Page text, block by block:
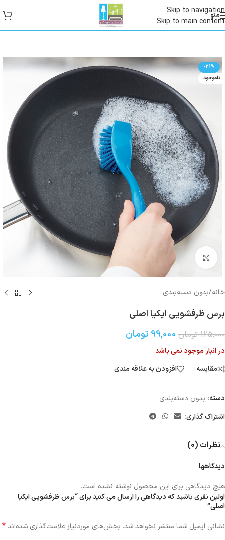
Skip to navigation
Skip to main content
منو
-21%
ناموجود
بزرگنمایی تصویر
خانه/بدون دسته‌بندی
برس ظرفشویی ایکیا اصلی
125,000 تومان 99,000 تومان
در انبار موجود نمی باشد
مقایسه
افزودن به علاقه مندی
دسته: بدون دسته‌بندی
اشتراک گذاری:
نظرات (0)
دیدگاهها
هیچ دیدگاهی برای این محصول نوشته نشده است.
اولین نفری باشید که دیدگاهی را ارسال می کنید برای “برس ظرفشویی ایکیا
اصلی”
نشانی ایمیل شما منتشر نخواهد شد. بخش‌های موردنیاز علامت‌گذاری شده‌اند*